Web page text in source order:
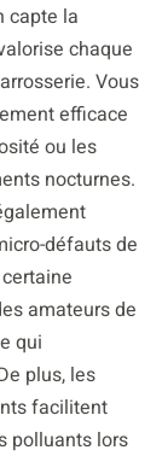
capte la
chaque
Vous
efficace
ou les
nocturnes.
défauts de
amateurs de
qui
plus, les
facilitent
polluants lors